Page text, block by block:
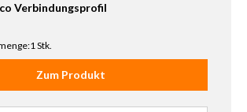
Verbindungsprofil
Stk.
Zum Produkt